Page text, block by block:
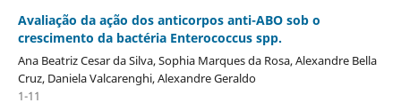
Avaliação da ação dos anticorpos anti-ABO sob o
crescimento da bactéria Enterococcus spp.
Ana Beatriz Cesar da Silva, Sophia Marques da Rosa, Alexandre Bella
Cruz, Daniela Valcarenghi, Alexandre Geraldo
1-11